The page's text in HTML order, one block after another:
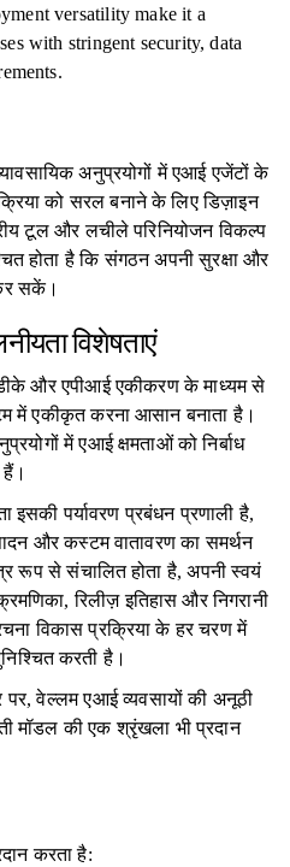
versatility make it a
with stringent security, data
अनुप्रयोगों में एआई एजेंटों के
को सरल बनाने के लिए डिज़ाइन
टूल और लचीले परिनियोजन विकल्प
होता है कि संगठन अपनी सुरक्षा और
सकें।
विशेषताएं
और एपीआई एकीकरण के माध्यम से
में एकीकृत करना आसान बनाता है।
में एआई क्षमताओं को निर्बाध
इसकी पर्यावरण प्रबंधन प्रणाली है,
और कस्टम वातावरण का समर्थन
रूप से संचालित होता है, अपनी स्वयं
रिलीज़ इतिहास और निगरानी
विकास प्रक्रिया के हर चरण में
करती है।
वेल्लम एआई व्यवसायों की अनूठी
मॉडल की एक श्रृंखला भी प्रदान
करता है: